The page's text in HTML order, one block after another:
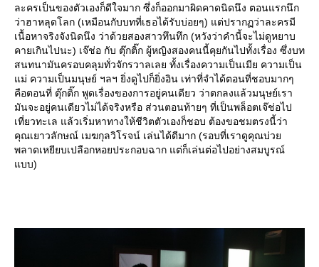
ละครเป็นของตัวเองก็ดีใจมาก ซึ่งก็ออกมาผิดคาดนิดนึง ตอนแรกนึก
ว่าฮาหลุดโลก (เหมือนกับบทที่เธอได้รับบ่อยๆ) แต่ปรากฏว่าละครมี
เนื้อหาจริงจังนิดนึง ว่าด้วยสองสาวทึนทึก (หวังว่าคำนี้จะไม่ดูหยาบ
คายเกินไปนะ) เจ๊ช่อ กับ ตุ๊กติ๊ก ผู้หญิงสองคนนี้คุยกันไปทั้งเรื่อง ซึ่งบท
สนทนามันครอบคลุมทั่วจักรวาลเลย ทั้งเรื่องความเป็นเมีย ความเป็น
ม่ ความเป็นมนุษย์ ฯลฯ ยิ่งดูไปก็ยิ่งอิน เท่าที่จำได้ตอนที่ชอบมากๆ
คือตอนที่ ตุ๊กติ๊ก พูดเรื่องของการอยู่คนเดียว ว่าตกลงแล้วมนุษย์เรา
มันจะอยู่คนเดียวไม่ได้จริงหรือ ส่วนตอนท้ายๆ ที่เป็นพล็อตเจ๊ช่อไป
เที่ยวทะเล แล้วเริ่มหาทางให้ชีวิตตัวเองก็ชอบ ต้องขอชมตรงนี้ว่า
คุณเยาวลักษณ์ เมฆกุลวิโรจน์ เล่นได้ดีมาก (รอบที่เราดูคุณบ่ว
พลาดเหยียบเปลือกหอยประกอบฉาก แต่ก็เล่นต่อไปอย่างสมบูรณ์
บบ)